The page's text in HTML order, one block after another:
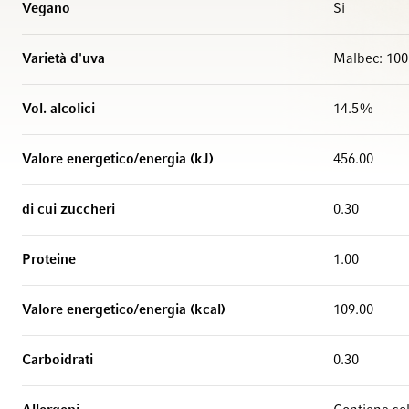
Vegano Si
Varietà d'uva Malbec:
Vol. alcolici 14.5%
Valore energetico/energia (kJ) 456.00
di cui zuccheri 0.30
Proteine 1.00
Valore energetico/energia (kcal) 109.00
Carboidrati 0.30